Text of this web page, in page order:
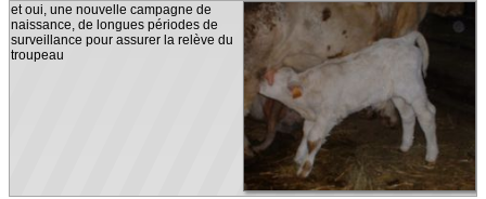
et oui, une nouvelle campagne de
naissance, de longues périodes de
surveillance pour assurer la relève du
troupeau